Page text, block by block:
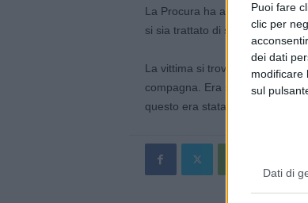
Puoi fare
clic per
dei dati
modificare
sul
Dati di
La Procura ha aperto un
si sia trattato di suicidio.
La vittima si trovava in carcere
compagna. Era stato rinviato a
questo era stata inasprita la